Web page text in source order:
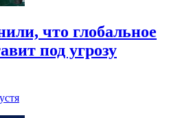
что глобальное
под угрозу